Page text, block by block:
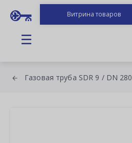
Витрина товаров
☰
Газовая труба SDR 9 / DN 280